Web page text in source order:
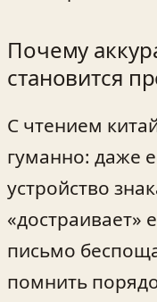
Почему
становится
С чтением
гуманно: даже
устройство
«достраивает»
письмо
помнить